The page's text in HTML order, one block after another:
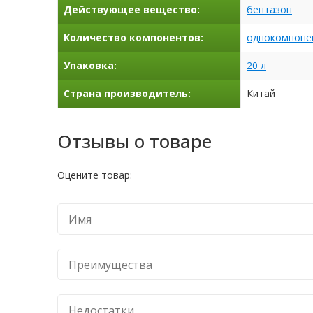
Действующее вещество: бентазон
Количество компонентов:
Упаковка: 20 л
Страна производитель: Китай
Отзывы о товаре
Оцените товар: